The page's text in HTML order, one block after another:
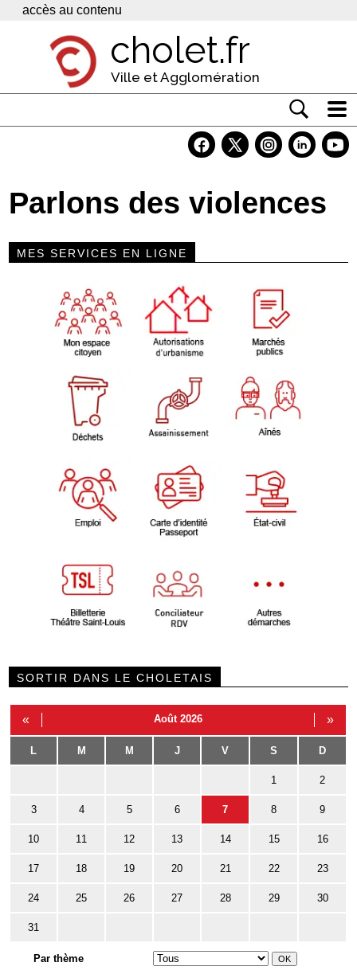
Panneau de gestion des cookies
accès au contenu
cholet.fr
Ville et Agglomération
Economie
Services
Parlons des violences
MES SERVICES EN LIGNE
SORTIR DANS LE CHOLETAIS
« Août 2026 »
L M M J V S D
1 2
3 4 5 6 7 8 9
10 11 12 13 14 15 16
17 18 19 20 21 22 23
24 25 26 27 28 29 30
31
Par thème